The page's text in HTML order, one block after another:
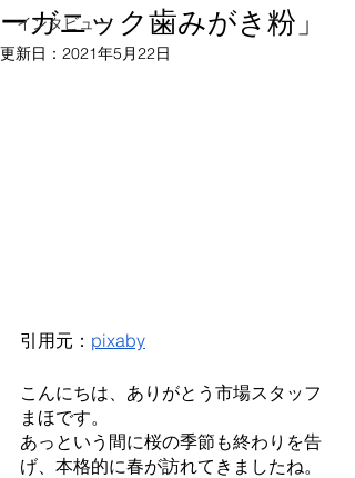
インタビュー
ーガニック歯みがき粉」
更新日： 2021年5月22日
引用元： pixaby
こんにちは、ありがとう市場スタッフ
まほです。
あっという間に桜の季節も終わりを告
げ、本格的に春が訪れてきましたね。